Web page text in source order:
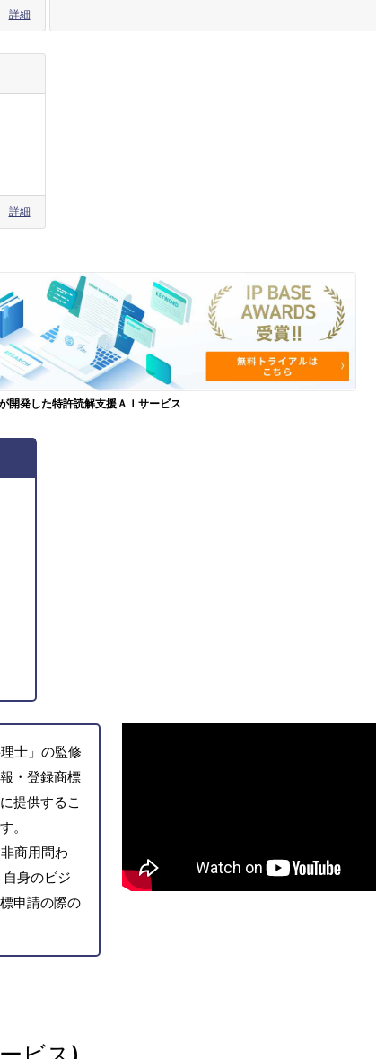
詳細
詳細
開発した特許読解支援ＡＩサービス
士」の監修
・登録商標
提供するこ
。
商用問わ
身のビジ
申請の際の